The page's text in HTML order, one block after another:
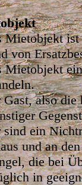
Mietobjekt
von
Mietobjekt
also die
ein
und an
die bei
in